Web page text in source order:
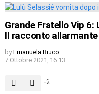
Grande Fratello Vip 6:
Il racconto
by Emanuela Bruco
7 Ottobre 2021, 16:13
-2